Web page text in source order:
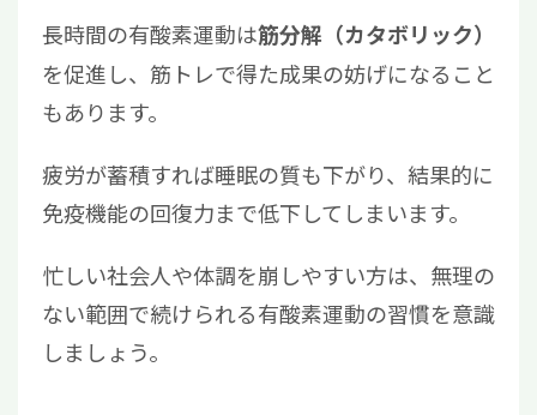
長時間の有酸素運動は筋分解（カタボリック）
を促進し、筋トレで得た成果の妨げになること
もあります。
疲労が蓄積すれば睡眠の質も下がり、結果的に
免疫機能の回復力まで低下してしまいます。
忙しい社会人や体調を崩しやすい方は、無理の
ない範囲で続けられる有酸素運動の習慣を意識
しましょう。